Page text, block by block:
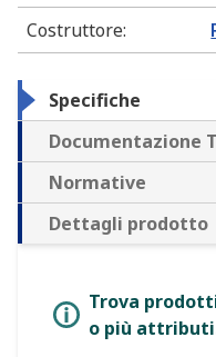
Costruttore:
Specifiche
Documentazione
Normative
Dettagli prodotto
Trova
o più